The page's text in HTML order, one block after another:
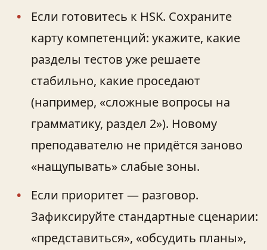
Если готовитесь к HSK. Сохраните
карту компетенций: укажите, какие
разделы тестов уже решаете
стабильно, какие проседают
(например, «сложные вопросы на
грамматику, раздел 2»). Новому
преподавателю не придётся заново
«нащупывать» слабые зоны.
Если приоритет — разговор.
Зафиксируйте стандартные сценарии:
«представиться», «обсудить планы»,